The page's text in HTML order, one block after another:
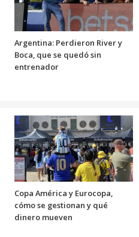
Argentina: Perdieron River y
Boca, que se quedó sin
entrenador
Copa América y Eurocopa,
cómo se gestionan y qué
dinero mueven